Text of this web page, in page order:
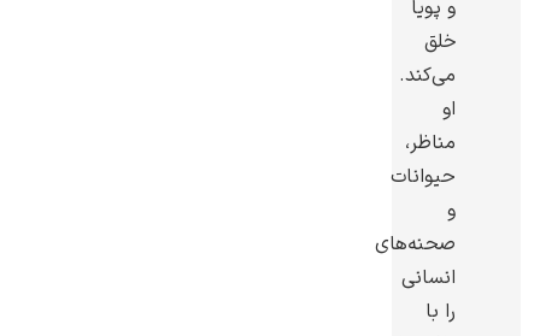
و پویا
خلق
می‌کند.
او
مناظر،
حیوانات
و
صحنه‌های
انسانی
را با